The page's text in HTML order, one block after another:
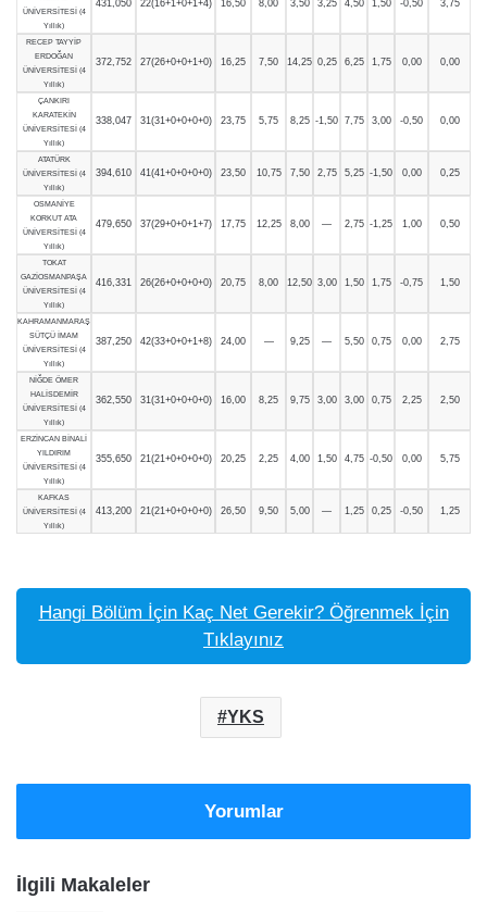
ÜNİVERSİTESİ (4
Yıllık)
431,050 22(16+1+0+1+4) 16,50 8,00 3,50 3,25 4,50 1,50 -0,50 3,75
RECEP TAYYİP
ERDOĞAN
ÜNİVERSİTESİ (4
Yıllık)
372,752 27(26+0+0+1+0) 16,25 7,50 14,25 0,25 6,25 1,75 0,00 0,00
ÇANKIRI
KARATEKİN
ÜNİVERSİTESİ (4
Yıllık)
338,047 31(31+0+0+0+0) 23,75 5,75 8,25 -1,50 7,75 3,00 -0,50 0,00
ATATÜRK
ÜNİVERSİTESİ (4
Yıllık)
394,610 41(41+0+0+0+0) 23,50 10,75 7,50 2,75 5,25 -1,50 0,00 0,25
OSMANİYE
KORKUT ATA
ÜNİVERSİTESİ (4
Yıllık)
479,650 37(29+0+0+1+7) 17,75 12,25 8,00 — 2,75 -1,25 1,00 0,50
TOKAT
GAZİOSMANPAŞA
ÜNİVERSİTESİ (4
Yıllık)
416,331 26(26+0+0+0+0) 20,75 8,00 12,50 3,00 1,50 1,75 -0,75 1,50
KAHRAMANMARAŞ
SÜTÇÜ İMAM
ÜNİVERSİTESİ (4
Yıllık)
387,250 42(33+0+0+1+8) 24,00 — 9,25 — 5,50 0,75 0,00 2,75
NİĞDE ÖMER
HALİSDEMİR
ÜNİVERSİTESİ (4
Yıllık)
362,550 31(31+0+0+0+0) 16,00 8,25 9,75 3,00 3,00 0,75 2,25 2,50
ERZİNCAN BİNALİ
YILDIRIM
ÜNİVERSİTESİ (4
Yıllık)
355,650 21(21+0+0+0+0) 20,25 2,25 4,00 1,50 4,75 -0,50 0,00 5,75
KAFKAS
ÜNİVERSİTESİ (4
Yıllık)
413,200 21(21+0+0+0+0) 26,50 9,50 5,00 — 1,25 0,25 -0,50 1,25
Hangi Bölüm İçin Kaç Net Gerekir? Öğrenmek İçin
Tıklayınız
YKS
Yorumlar
İlgili Makaleler